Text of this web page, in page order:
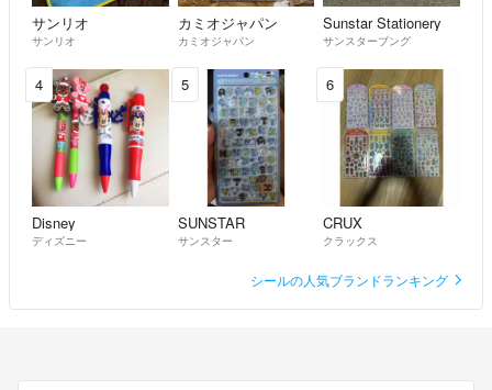
サンリオ
サンリオ
カミオジャパン
カミオジャパン
Sunstar Stationery
サンスターブング
4
Disney
ディズニー
5
SUNSTAR
サンスター
6
CRUX
クラックス
シールの人気ブランドランキング